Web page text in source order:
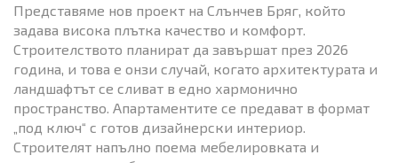
Представяме нов проект на Слънчев Бряг, който
задава висока плътка качество и комфорт.
Строителството планират да завършат през 2026
година, и това е онзи случай, когато архитектурата и
ландшафтът се сливат в едно хармонично
пространство. Апартаментите се предават в формат
„под ключ“ с готов дизайнерски интериор.
Строителят напълно поема мебелировката и